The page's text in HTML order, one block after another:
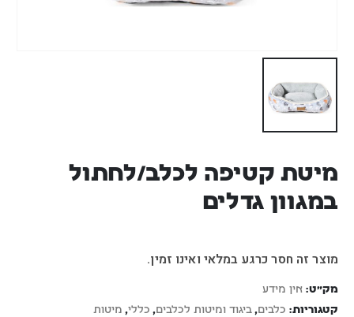
מיטת קטיפה לכלב/לחתול
במגוון גדלים
מוצר זה חסר כרגע במלאי ואינו זמין.
מק"ט: אין מידע
קטגוריות: כלבים, ביגוד ומיטות לכלבים, כללי, מיטות